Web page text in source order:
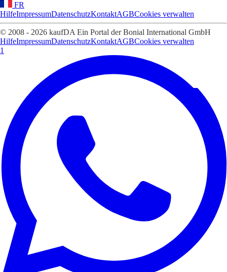
FR
HilfeImpressumDatenschutzKontaktAGBCookies verwalten
© 2008 - 2026 kaufDA Ein Portal der Bonial International GmbH
HilfeImpressumDatenschutzKontaktAGBCookies verwalten
1